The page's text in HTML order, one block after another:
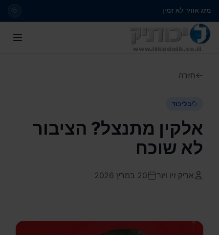
מזג אוויר לא זמין
חזרה
בליכוד
אלקין מתנצל? הציבור
לא שוכח
אריק זיו ויזר 20 במרץ 2026